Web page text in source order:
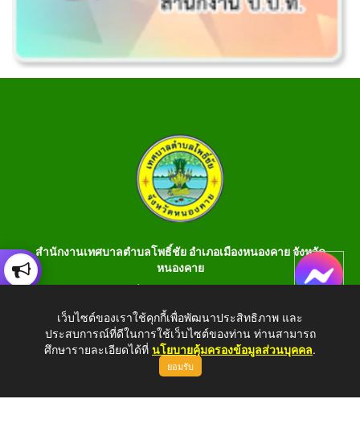
สำนักงานเทศบาลตำบลโพธิ์ชัย อำเภอเมืองหนองคาย จังหวัด
หนองคาย
990401 โทรสาร 042-990400
E-Saraban : saraban_05430106@dla.go.th
เว็บไซต์ของเราใช้คุกกี้เพื่อพัฒนาประสิทธิภาพ และ
ประสบการณ์ที่ดีในการใช้เว็บไซต์ของท่าน ท่านสามารถ
ศึกษารายละเอียดได้ที่ นโยบายคุ้มครองข้อมูลส่วนบุคคล.
ยอมรับ